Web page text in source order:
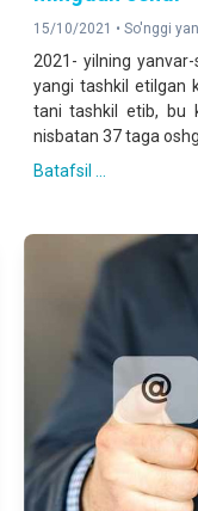
15/10/2021 • So'nggi
2021- yilning
yangi tashkil etilgan
tani tashkil etib, bu
nisbatan 37 taga
Batafsil ...